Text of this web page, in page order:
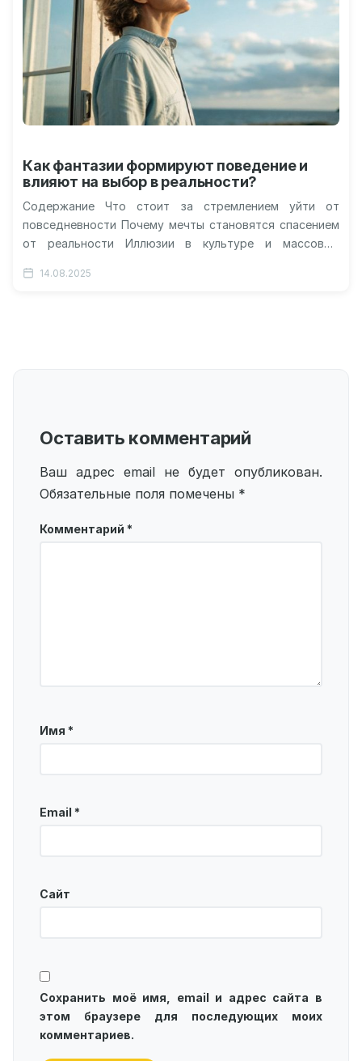
Как фантазии формируют поведение и
влияют на выбор в реальности?
Содержание Что стоит за стремлением уйти от
повседневности Почему мечты становятся спасением
от реальности Иллюзии в культуре и массовом
14.08.2025
Оставить комментарий
Ваш адрес email не будет опубликован.
Обязательные поля помечены *
Комментарий *
Имя *
Email *
Сайт
Сохранить моё имя, email и адрес сайта в
этом браузере для последующих моих
комментариев.